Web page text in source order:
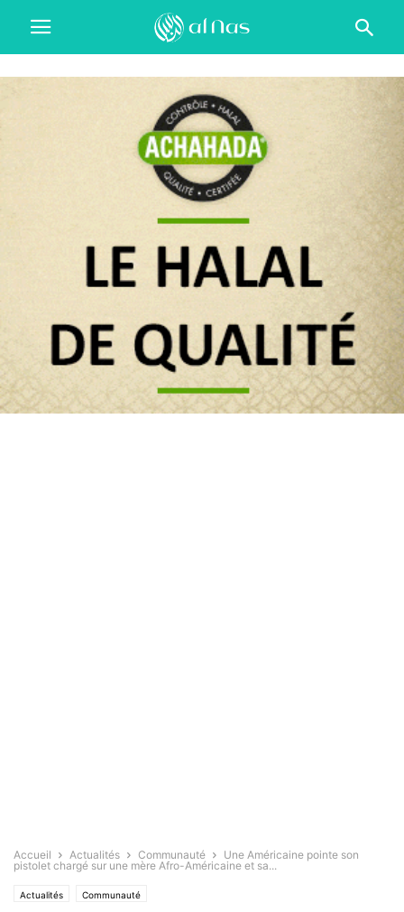
Accueil Actualités Communauté
Une Américaine pointe son
pistolet chargé sur une mère Afro-Américaine et sa...
Actualités Communauté